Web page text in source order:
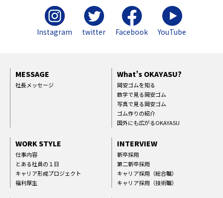
Instagram twitter Facebook YouTube
MESSAGE
社長メッセージ
What’s OKAYASU?
岡安ゴムを知る
数字で見る岡安ゴム
写真で見る岡安ゴム
ゴム作りの紹介
国外にも広がるOKAYASU
WORK STYLE
仕事内容
とある社員の１日
キャリア形成プロジェクト
福利厚生
INTERVIEW
新卒採用
第二新卒採用
キャリア採用（総合職）
キャリア採用（技術職）